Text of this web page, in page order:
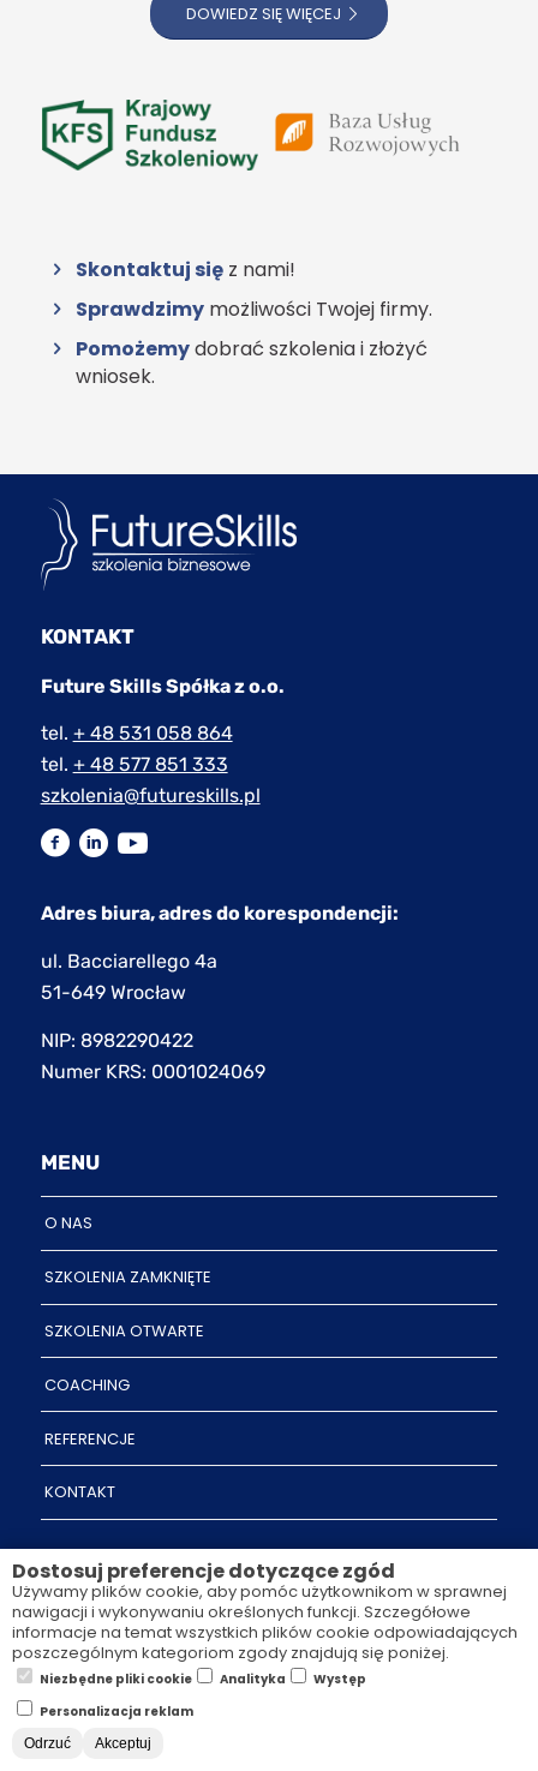
DOWIEDZ SIĘ WIĘCEJ
Skontaktuj sięz nami!
Sprawdzimymożliwości Twojej firmy.
Pomożemydobrać szkolenia i złożyć
wniosek.
KONTAKT
Future Skills Spółka z o.o.
tel. + 48 531 058 864
tel. + 48 577 851 333
szkolenia@futureskills.pl
Adres biura, adres do korespondencji:
ul. Bacciarellego 4a
51-649 Wrocław
NIP: 8982290422
Numer KRS: 0001024069
MENU
O NAS
SZKOLENIA ZAMKNIĘTE
SZKOLENIA OTWARTE
COACHING
REFERENCJE
KONTAKT
NEWSLETTER:
Zapisz się na newsletter i otrzymuj najnowsze
informacje.
Dostosuj preferencje dotyczące zgód
Używamy plików cookie, aby pomóc użytkownikom w sprawnej
nawigacji i wykonywaniu określonych funkcji. Szczegółowe
informacje na temat wszystkich plików cookie odpowiadających
poszczególnym kategoriom zgody znajdują się poniżej.
Niezbędne pliki cookie Analityka
Występ
Personalizacja reklam
Odrzuć Akceptuj